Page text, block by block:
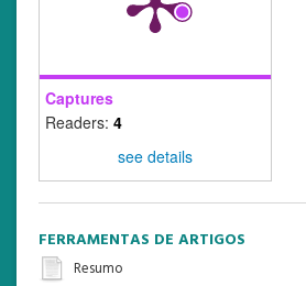
Captures
Readers: 4
see details
FERRAMENTAS DE ARTIGOS
Resumo